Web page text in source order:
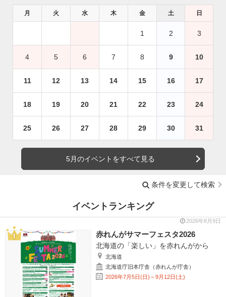
月 火 水 木 金 土 日
1 2 3
4 5 6 7 8 9 10
11 12 13 14 15 16 17
18 19 20 21 22 23 24
25 26 27 28 29 30 31
5月のイベントをすべて見る
条件を変更して検索
イベントランキング
2026年8月9日
赤れんがサマーフェスタ2026
北海道の「楽しい」を赤れんがから
北海道
北海道庁旧本庁舎（赤れんが庁舎）
2026年7月5日(日)～9月12日(土)